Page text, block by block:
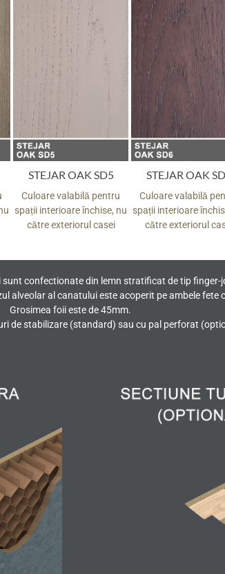
STEJAR OAK SD5
Culoare valabilă pentru
spații interioare închise, nu
către exteriorul casei
STEJAR OAK
Culoare valabilă
spații interioare
către exteriorul
sunt confectionate din lemn stratificat de tip finger-
alveolar al canatului este acoperit pe ambele fete
Grosimea foii este de 45mm.
de stabilizare (standard) sau cu pal perforat